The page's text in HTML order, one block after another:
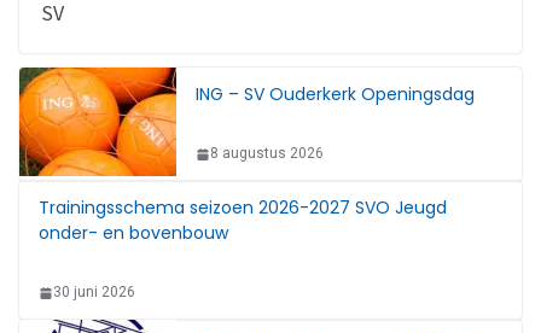
SV
ING – SV Ouderkerk Openingsdag
8 augustus 2026
Trainingsschema seizoen 2026-2027 SVO Jeugd
onder- en bovenbouw
30 juni 2026